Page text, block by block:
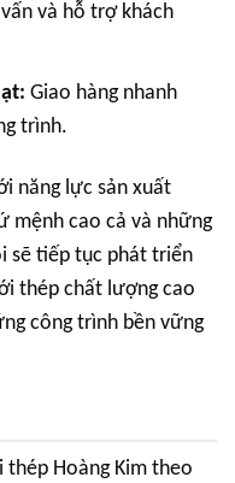
và hỗ trợ khách
Giao hàng nhanh
trình.
năng lực sản xuất
mệnh cao cả và những
sẽ tiếp tục phát triển
thép chất lượng cao
công trình bền vững
Hoàng Kim theo